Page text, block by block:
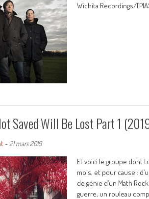
Wichita Recordings/
Saved Will Be Lost Part 1
- 21 mars 2019
Et voici le groupe dont
mois, et pour cause :
de génie d’un Math
guerre, un rouleau